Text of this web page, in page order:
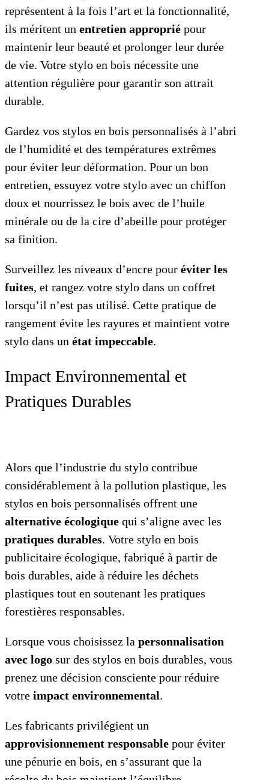
représentent à la fois l’art et la fonctionnalité,
ils méritent un entretien approprié pour
maintenir leur beauté et prolonger leur durée
de vie. Votre stylo en bois nécessite une
attention régulière pour garantir son attrait
durable.
Gardez vos stylos en bois personnalisés à l’abri
de l’humidité et des températures extrêmes
pour éviter leur déformation. Pour un bon
entretien, essuyez votre stylo avec un chiffon
doux et nourrissez le bois avec de l’huile
minérale ou de la cire d’abeille pour protéger
sa finition.
Surveillez les niveaux d’encre pour éviter les
fuites, et rangez votre stylo dans un coffret
lorsqu’il n’est pas utilisé. Cette pratique de
rangement évite les rayures et maintient votre
stylo dans un état impeccable.
Impact Environnemental et
Pratiques Durables
Alors que l’industrie du stylo contribue
considérablement à la pollution plastique, les
stylos en bois personnalisés offrent une
alternative écologique qui s’aligne avec les
pratiques durables. Votre stylo en bois
publicitaire écologique, fabriqué à partir de
bois durables, aide à réduire les déchets
plastiques tout en soutenant les pratiques
forestières responsables.
Lorsque vous choisissez la personnalisation
avec logo sur des stylos en bois durables, vous
prenez une décision consciente pour réduire
votre impact environnemental.
Les fabricants privilégient un
approvisionnement responsable pour éviter
une pénurie en bois, en s’assurant que la